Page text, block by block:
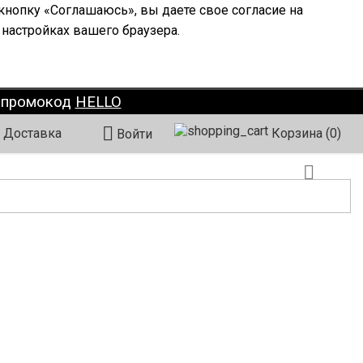
«Соглашаюсь», вы даете свое согласие на
вашего браузера.
HELLO
Доставка  Войти Корзина (0)
